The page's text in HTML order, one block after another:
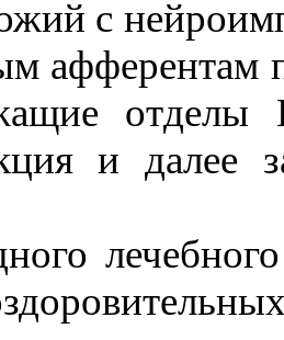
с
афферентам
отделы
и далее